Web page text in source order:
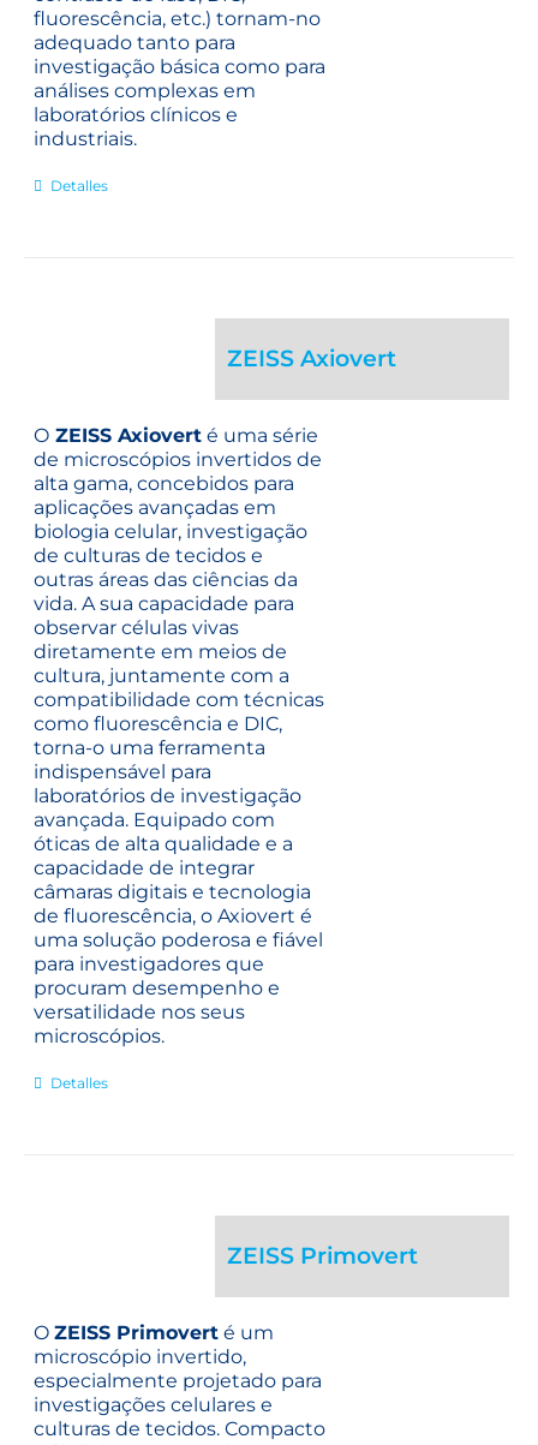
fluorescência, etc.) tornam-no
adequado tanto para
investigação básica como para
análises complexas em
laboratórios clínicos e
industriais.
Detalles
ZEISS Axiovert
O ZEISS Axiovert é uma série
de microscópios invertidos de
alta gama, concebidos para
aplicações avançadas em
biologia celular, investigação
de culturas de tecidos e
outras áreas das ciências da
vida. A sua capacidade para
observar células vivas
diretamente em meios de
cultura, juntamente com a
compatibilidade com técnicas
como fluorescência e DIC,
torna-o uma ferramenta
indispensável para
laboratórios de investigação
avançada. Equipado com
óticas de alta qualidade e a
capacidade de integrar
câmaras digitais e tecnologia
de fluorescência, o Axiovert é
uma solução poderosa e fiável
para investigadores que
procuram desempenho e
versatilidade nos seus
microscópios.
Detalles
ZEISS Primovert
OZEISS Primovert é um
microscópio invertido,
especialmente projetado para
investigações celulares e
culturas de tecidos. Compacto